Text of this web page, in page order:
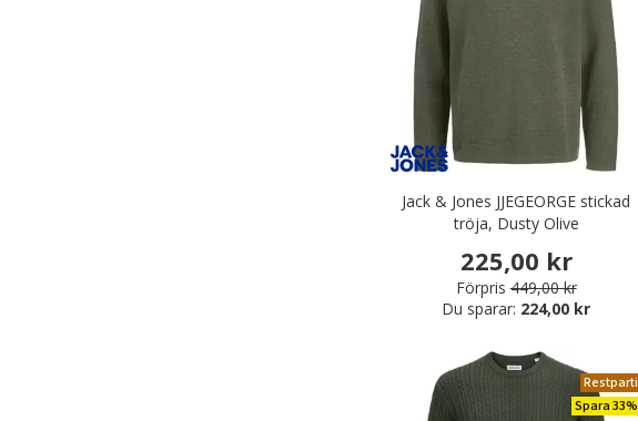
Jack & Jones JJEGEORGE stickad
tröja, Dusty Olive
225,00 kr
Förpris 449,00 kr
Du sparar: 224,00 kr
Restparti
Spara 33%